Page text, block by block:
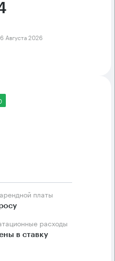
Августа 2026
арендной платы
расходы
в ставку